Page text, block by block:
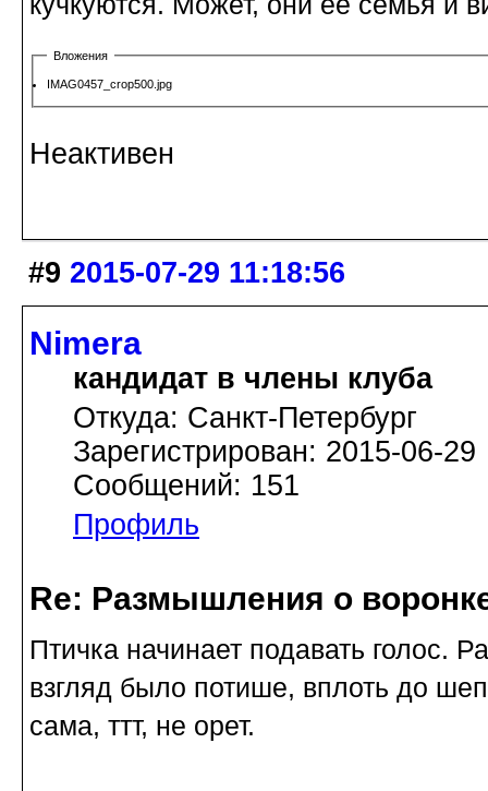
Вложения
IMAG0457_crop500.jpg
Неактивен
#9 2015-07-29 11:18:56
Nimera
кандидат в члены клуба
Откуда: Санкт-Петербург
Зарегистрирован: 2015-06-29
Сообщений: 151
Профиль
Re: Размышления о
Птичка начинает подавать голос.
взгляд было потише, вплоть до
сама, ттт, не орет.